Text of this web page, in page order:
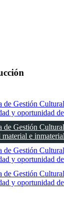
de Gestión
y oportunidad
de Gestión
e inmaterial
de Gestión
y oportunidad
de Gestión
y oportunidad